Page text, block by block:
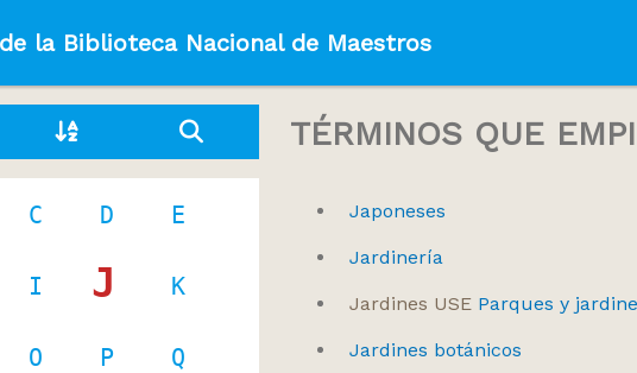
la Biblioteca Nacional de Maestros
C D E
I J K
O P Q
TÉRMINOS QUE
Japoneses
Jardinería
Jardines USEParques y
Jardines botánicos